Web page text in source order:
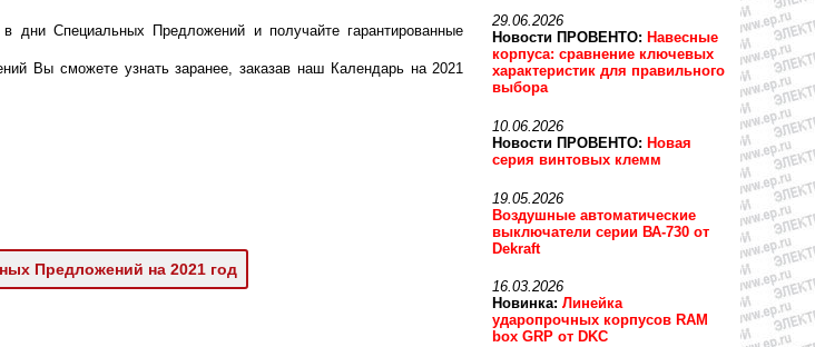
дни Специальных Предложений и получайте гарантированные
Вы сможете узнать заранее, заказав наш Календарь на 2021
Предложений на 2021 год
29.06.2026
Новости ПРОВЕНТО: Навесные
корпуса: сравнение ключевых
характеристик для правильного
выбора
10.06.2026
Новости ПРОВЕНТО: Новая
серия винтовых клемм
19.05.2026
Воздушные автоматические
выключатели серии ВА-730 от
Dekraft
16.03.2026
Новинка: Линейка
ударопрочных корпусов RAM
box GRP от DKC